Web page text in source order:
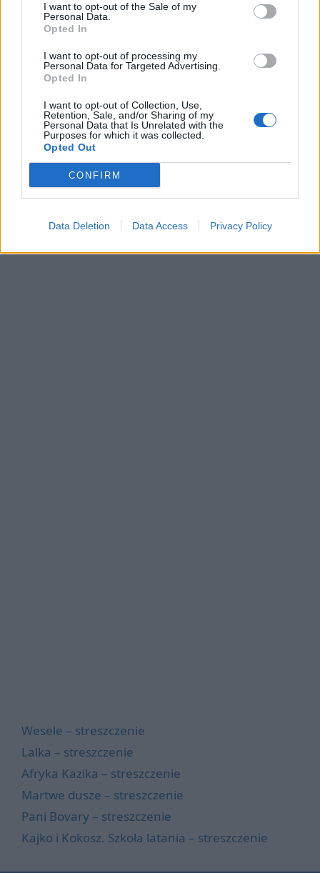
I want to opt-out of the Sale of my
Personal Data.
Opted In
I want to opt-out of processing my
Personal Data for Targeted Advertising.
Opted In
I want to opt-out of Collection, Use,
Retention, Sale, and/or Sharing of my
Personal Data that Is Unrelated with the
Purposes for which it was collected.
Opted Out
CONFIRM
Data Deletion Data Access Privacy Policy
Wesele – streszczenie
Lalka – streszczenie
Afryka Kazika – streszczenie
Martwe dusze – streszczenie
Pani Bovary – streszczenie
Kajko i Kokosz. Szkoła latania – streszczenie